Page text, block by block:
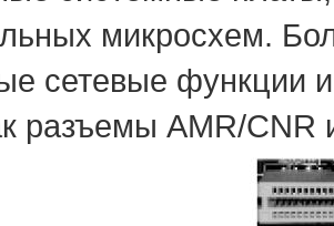
микросхем.
сетевые
разъемы AMR/CNR